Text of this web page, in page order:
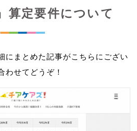
算定要件について
にまとめた記事がこちらにござい
わせてどうぞ！